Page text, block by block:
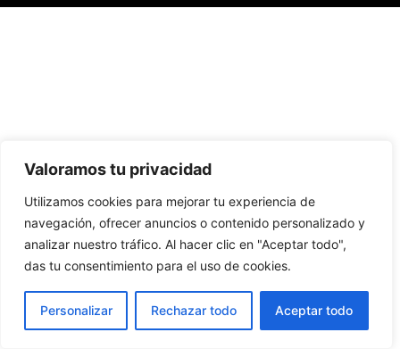
Valoramos tu privacidad
Utilizamos cookies para mejorar tu experiencia de
navegación, ofrecer anuncios o contenido personalizado y
analizar nuestro tráfico. Al hacer clic en "Aceptar todo",
das tu consentimiento para el uso de cookies.
Personalizar Rechazar todo Aceptar todo